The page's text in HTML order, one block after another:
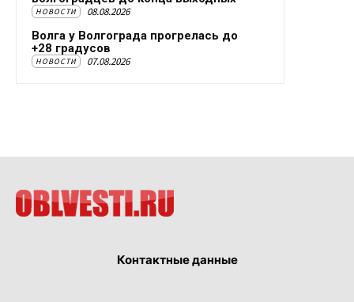
НОВОСТИ 08.08.2026
Волга у Волгограда прогрелась до
+28 градусов
НОВОСТИ 07.08.2026
Контактные данные